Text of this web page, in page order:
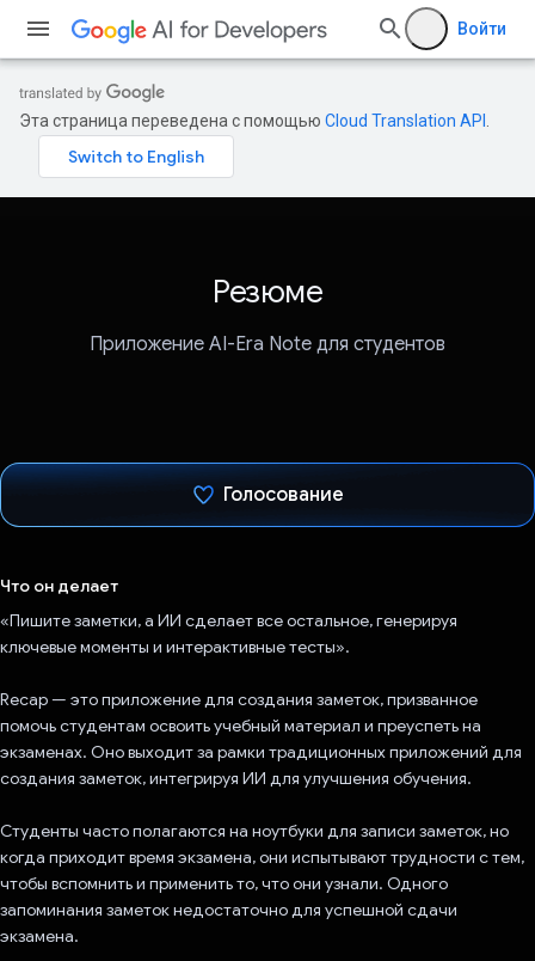
Войти
Эта страница переведена с помощью Cloud Translation API
Резюме
Приложение AI-Era Note для студентов
Голосование
Что он делает
«Пишите заметки, а ИИ сделает все остальное, генерируя
ключевые моменты и интерактивные тесты».
Recap — это приложение для создания заметок, призванное
помочь студентам освоить учебный материал и преуспеть на
экзаменах. Оно выходит за рамки традиционных приложений для
создания заметок, интегрируя ИИ для улучшения обучения.
Студенты часто полагаются на ноутбуки для записи заметок, но
когда приходит время экзамена, они испытывают трудности с тем,
чтобы вспомнить и применить то, что они узнали. Одного
запоминания заметок недостаточно для успешной сдачи
экзамена.